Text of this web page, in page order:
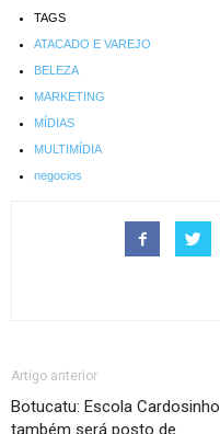
TAGS
ATACADO E VAREJO
BELEZA
MARKETING
MÍDIAS
MULTIMÍDIA
negocios
Artigo anterior
Botucatu: Escola Cardosinho
também será posto de